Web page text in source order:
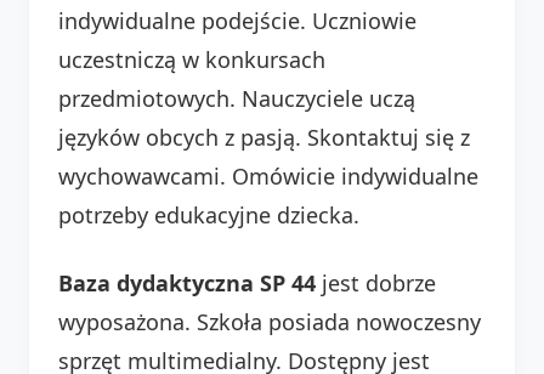
indywidualne podejście. Uczniowie
uczestniczą w konkursach
przedmiotowych. Nauczyciele uczą
języków obcych z pasją. Skontaktuj się z
wychowawcami. Omówicie indywidualne
potrzeby edukacyjne dziecka.
Baza dydaktyczna SP 44 jest dobrze
wyposażona. Szkoła posiada nowoczesny
sprzęt multimedialny. Dostępny jest